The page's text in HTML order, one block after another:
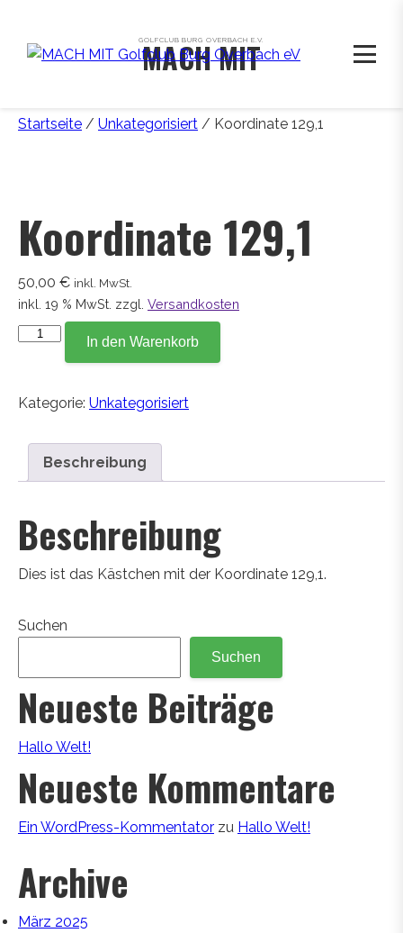
GOLFCLUB BURG OVERBACH E.V.
MACH MIT
Startseite / Unkategorisiert / Koordinate 129,1
Koordinate 129,1
50,00 € inkl. MwSt.
inkl. 19 % MwSt. zzgl. Versandkosten
Koordinate
In den Warenkorb
Kategorie: Unkategorisiert
Beschreibung
Beschreibung
Dies ist das Kästchen mit der Koordinate 129,1.
Suchen
Suchen
Neueste Beiträge
Hallo Welt!
Neueste Kommentare
Ein WordPress-Kommentator zu Hallo Welt!
Archive
März 2025